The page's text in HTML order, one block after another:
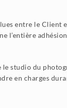
entre le Client
l’entière
studio du
en charges